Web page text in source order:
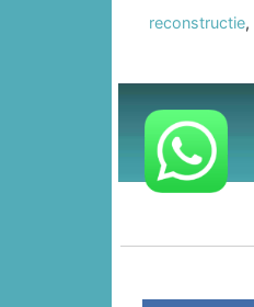
reconstructie,